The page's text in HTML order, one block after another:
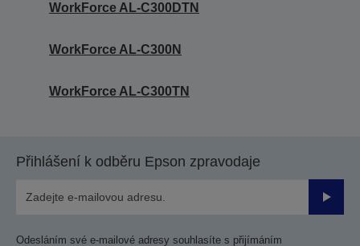
WorkForce AL-C300DTN
WorkForce AL-C300N
WorkForce AL-C300TN
Přihlášení k odběru Epson zpravodaje
Odesláním své e-mailové adresy souhlasíte s přijímáním